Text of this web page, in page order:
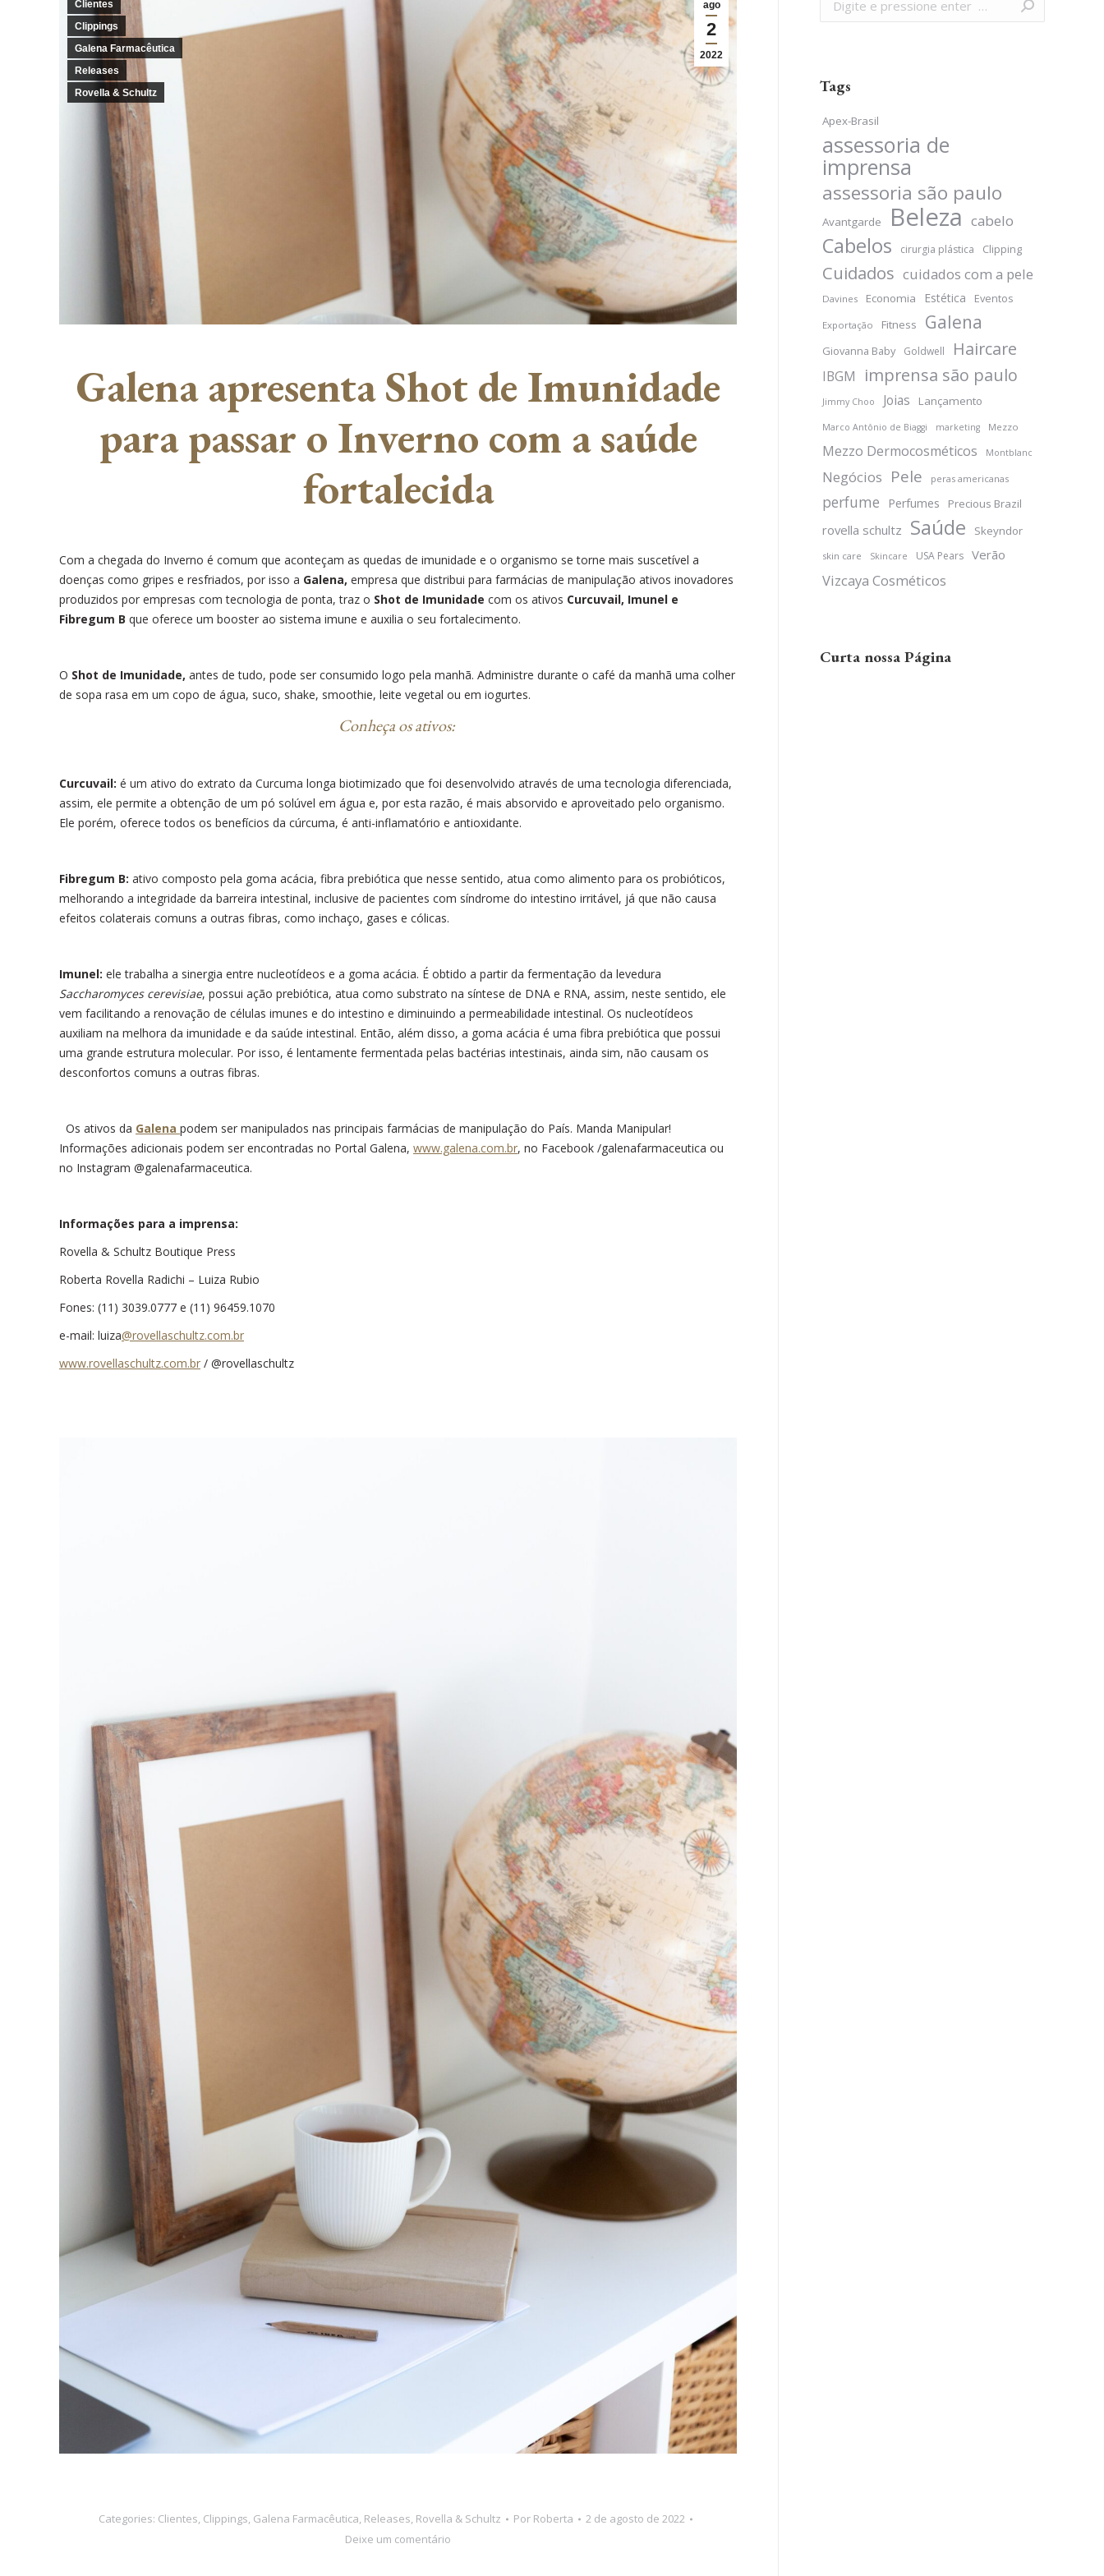
ago
2
2022
Clientes
Clippings
Galena Farmacêutica
Releases
Rovella & Schultz
Galena apresenta Shot de Imunidade
para passar o Inverno com a saúde
fortalecida
Com a chegada do Inverno é comum que aconteçam as quedas de imunidade e o organismo se torne mais suscetível a
doenças como gripes e resfriados, por isso a Galena, empresa que distribui para farmácias de manipulação ativos inovadores
produzidos por empresas com tecnologia de ponta, traz o Shot de Imunidade com os ativos Curcuvail, Imunel e
Fibregum B que oferece um booster ao sistema imune e auxilia o seu fortalecimento.
O Shot de Imunidade, antes de tudo, pode ser consumido logo pela manhã. Administre durante o café da manhã uma colher
de sopa rasa em um copo de água, suco, shake, smoothie, leite vegetal ou em iogurtes.
Conheça os ativos:
Curcuvail: é um ativo do extrato da Curcuma longa biotimizado que foi desenvolvido através de uma tecnologia diferenciada,
assim, ele permite a obtenção de um pó solúvel em água e, por esta razão, é mais absorvido e aproveitado pelo organismo.
Ele porém, oferece todos os benefícios da cúrcuma, é anti-inflamatório e antioxidante.
Fibregum B: ativo composto pela goma acácia, fibra prebiótica que nesse sentido, atua como alimento para os probióticos,
melhorando a integridade da barreira intestinal, inclusive de pacientes com síndrome do intestino irritável, já que não causa
efeitos colaterais comuns a outras fibras, como inchaço, gases e cólicas.
Imunel: ele trabalha a sinergia entre nucleotídeos e a goma acácia. É obtido a partir da fermentação da levedura
Saccharomyces cerevisiae, possui ação prebiótica, atua como substrato na síntese de DNA e RNA, assim, neste sentido, ele
vem facilitando a renovação de células imunes e do intestino e diminuindo a permeabilidade intestinal. Os nucleotídeos
auxiliam na melhora da imunidade e da saúde intestinal. Então, além disso, a goma acácia é uma fibra prebiótica que possui
uma grande estrutura molecular. Por isso, é lentamente fermentada pelas bactérias intestinais, ainda sim, não causam os
desconfortos comuns a outras fibras.
Os ativos da Galena podem ser manipulados nas principais farmácias de manipulação do País. Manda Manipular!
Informações adicionais podem ser encontradas no Portal Galena, www.galena.com.br, no Facebook /galenafarmaceutica ou
no Instagram @galenafarmaceutica.
Informações para a imprensa:
Rovella & Schultz Boutique Press
Roberta Rovella Radichi – Luiza Rubio
Fones: (11) 3039.0777 e (11) 96459.1070
e-mail: luiza@rovellaschultz.com.br
www.rovellaschultz.com.br / @rovellaschultz
Categories: Clientes, Clippings, Galena Farmacêutica, Releases, Rovella & Schultz Por Roberta
2 de agosto de 2022
Deixe um comentário
Tags
Apex-Brasil
assessoria de
imprensa
assessoria são paulo
Avantgarde Beleza cabelo
Cabelos cirurgia plástica Clipping
Cuidados cuidados com a pele
Davines Economia Estética Eventos
Exportação Fitness Galena
Giovanna Baby Goldwell Haircare
IBGM imprensa são paulo
Jimmy Choo Joias Lançamento
Marco Antônio de Biaggi marketing Mezzo
Mezzo Dermocosméticos Montblanc
Negócios Pele peras americanas
perfume Perfumes Precious Brazil
rovella schultz Saúde Skeyndor
skin care Skincare USA Pears Verão
Vizcaya Cosméticos
Curta nossa Página